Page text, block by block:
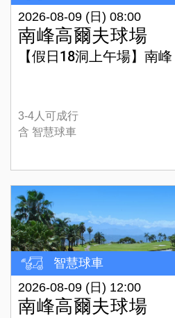
2026-08-09 (日) 08:00
南峰高爾夫球場
3-4人可成行
含 智慧球車
智慧球車
2026-08-09 (日) 12:00
南峰高爾夫球場